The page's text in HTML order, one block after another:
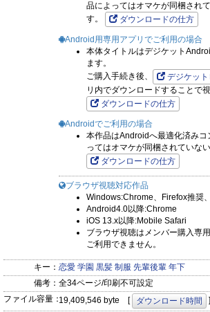
品によってはオマケが同梱され
す。
ダウンロードの仕方
Android用専用アプリでご利用の場合
本体タイトルはデジケット
ます。
ご購入手続き後、
デジケッ
リ内でダウンロードすることで
ダウンロードの仕方
Androidでご利用の場合
本作品はAndroidへ最適化済みコ
ってはオマケが同梱されていな
ダウンロードの仕方
ブラウザ視聴対応作品
Windows:Chrome、Firefox推奨
Android4.0以降:Chrome
iOS 13.x以降:Mobile Safari
ブラウザ視聴はメンバー購入専
ご利用できません。
キー： 恋愛 学園 黒髪 制服 先輩後輩 年下
備考： 全34ページ/印刷不可設定
ファイル容量：19,409,546 byte [ ダウンロード時間
]